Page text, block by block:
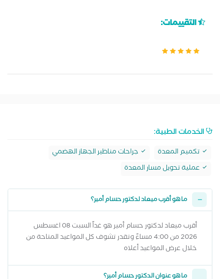
التقييمات:
الخدمات الطبية:
تكميم المعدة
جراحات مناظير الجهاز الهضمي
عملية تحويل مسار المعدة
ما هو أقرب ميعاد لدكتور حسام أمير؟
أقرب ميعاد لدكتور حسام أمير هو غداً السبت 08 اغسطس
2026 من 4:00 مساءً وتقدر تشوف كل المواعيد المتاحة من
خلال عرض المواعيد أعلاه